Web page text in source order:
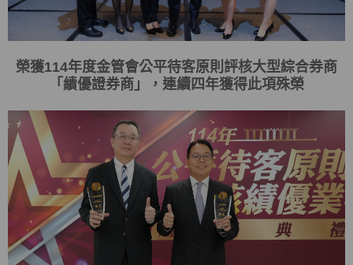
榮獲114年度金管會公平待客原則評核大型綜合券商
「 績優證券商 」，連續四年獲得此項殊榮